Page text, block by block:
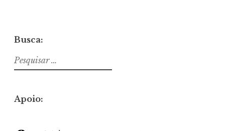
Busca:
Pesquisar
por:
Apoio: